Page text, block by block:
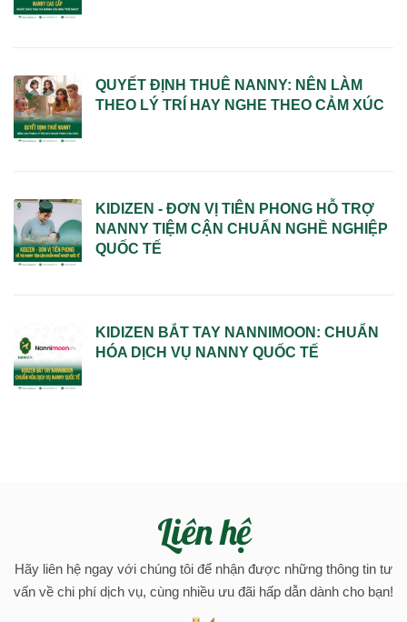
QUYẾT ĐỊNH THUÊ NANNY: NÊN LÀM
THEO LÝ TRÍ HAY NGHE THEO CẢM XÚC
KIDIZEN - ĐƠN VỊ TIÊN PHONG HỖ TRỢ
NANNY TIỆM CẬN CHUẨN NGHỀ NGHIỆP
QUỐC TẾ
KIDIZEN BẮT TAY NANNIMOON: CHUẨN
HÓA DỊCH VỤ NANNY QUỐC TẾ
Liên hệ
Hãy liên hệ ngay với chúng tôi để nhận được những thông tin tư
vấn về chi phí dịch vụ, cùng nhiều ưu đãi hấp dẫn dành cho bạn!